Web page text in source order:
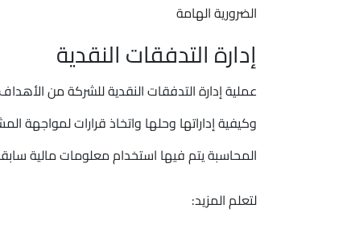
الضرورية الهامة
إدارة التدفقات النقدية
عملية إدارة التدفقات النقدية للشركة من
وكيفية إداراتها وحلها واتخاذ قرارات لمواجهة
المحاسبة يتم فيها استخدام معلومات مالية
لتعلم المزيد: